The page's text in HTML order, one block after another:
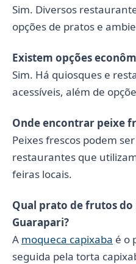
Sim. Diversos
opções de pratos e
Existem opções
Sim. Há quiosques e
acessíveis, além de
Onde encontrar peixe
Peixes frescos podem
restaurantes que
feiras locais.
Qual prato de frutos
Guarapari?
A moqueca capixaba é o
seguida pela torta